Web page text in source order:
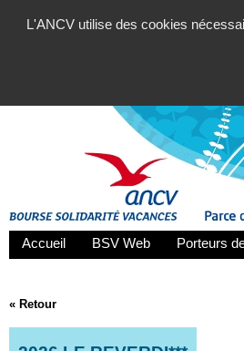
L'ANCV utilise des cookies
Accueil BSV Web Porteurs
« Retour